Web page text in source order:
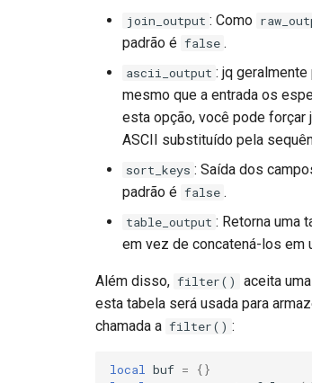
join_output : Como
padrão é false .
ascii_output : jq
mesmo que a entrada os
esta opção, você pode forçar
ASCII substituído pela
sort_keys : Saída dos
padrão é false .
table_output : Retorna uma
em vez de concatená-los em
Além disso, filter()
aceita
esta tabela será usada para
chamada a filter() :
local buf =
{}